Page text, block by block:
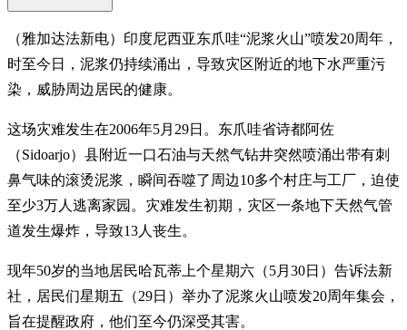
（雅加达法新电）印度尼西亚东爪哇“泥浆火山”喷发20周年，
时至今日，泥浆仍持续涌出，导致灾区附近的地下水严重污
染，威胁周边居民的健康。
这场灾难发生在2006年5月29日。东爪哇省诗都阿佐
（Sidoarjo）县附近一口石油与天然气钻井突然喷涌出带有刺
鼻气味的滚烫泥浆，瞬间吞噬了周边10多个村庄与工厂，迫使
至少3万人逃离家园。灾难发生初期，灾区一条地下天然气管
道发生爆炸，导致13人丧生。
现年50岁的当地居民哈瓦蒂上个星期六（5月30日）告诉法新
社，居民们星期五（29日）举办了泥浆火山喷发20周年集会，
旨在提醒政府，他们至今仍深受其害。